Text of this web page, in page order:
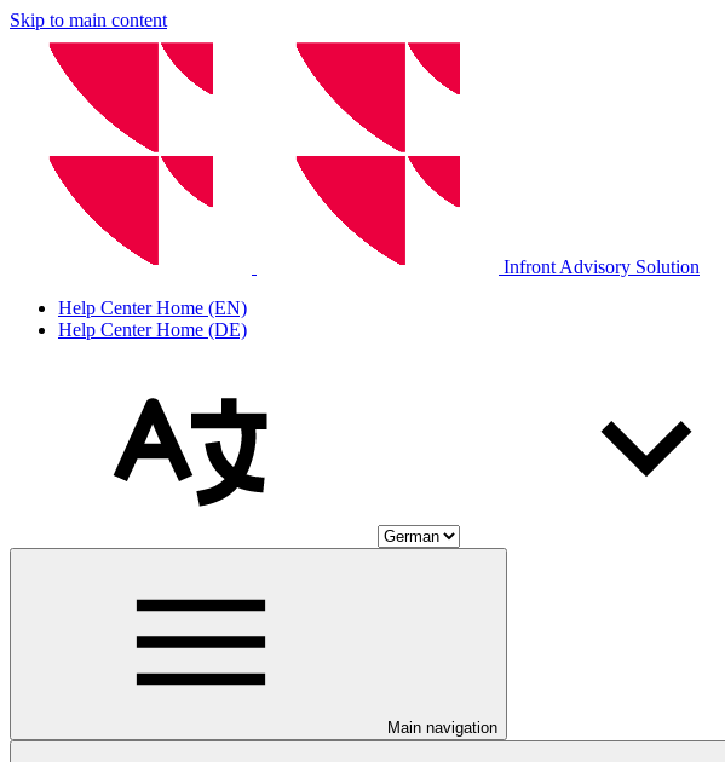
Skip to main content
Infront Advisory Solution
Help Center Home (EN)
Help Center Home (DE)
Main navigation